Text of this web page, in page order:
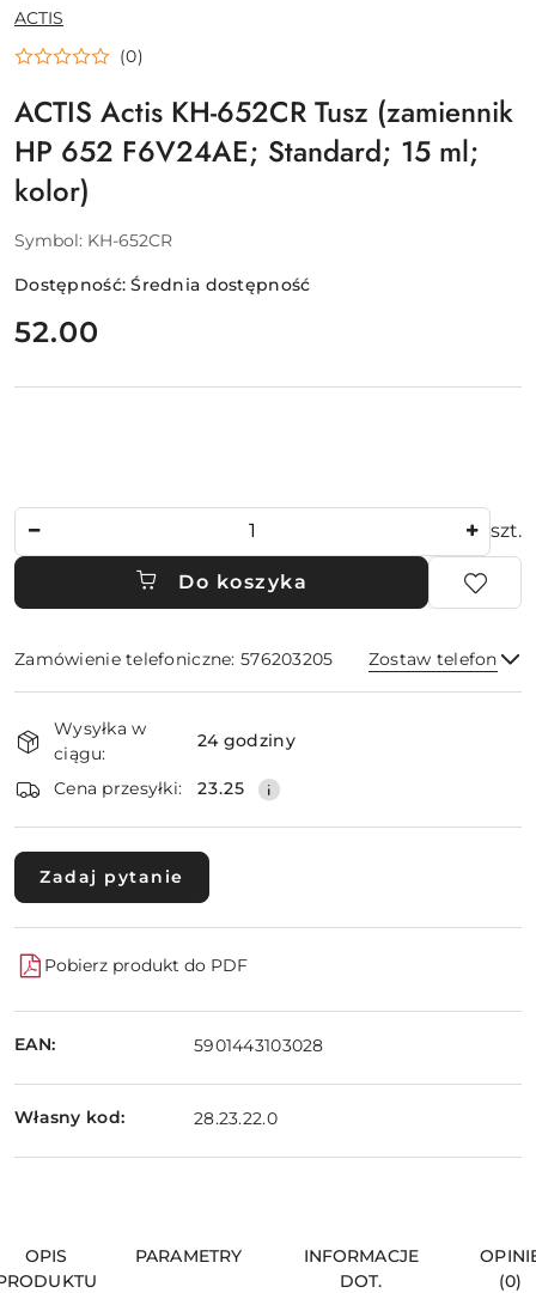
NAZWA
PRODUCENTA:
ACTIS
(0)
ACTIS Actis KH-652CR Tusz (zamiennik
HP 652 F6V24AE; Standard; 15 ml;
kolor)
Symbol: KH-652CR
Dostępność:Średnia dostępność
cena:
52.00
szt.
Do koszyka
Zamówienie telefoniczne: 576203205 Zostaw telefon
i
dostawa
Wysyłka w
ciągu:
24 godziny
Cena przesyłki: 23.25
Zadaj pytanie
Pobierz produkt do PDF
EAN: 5901443103028
Własny kod: 28.23.22.0
OPIS
PARAMETRY
INFORMACJE
DOT.
(0)